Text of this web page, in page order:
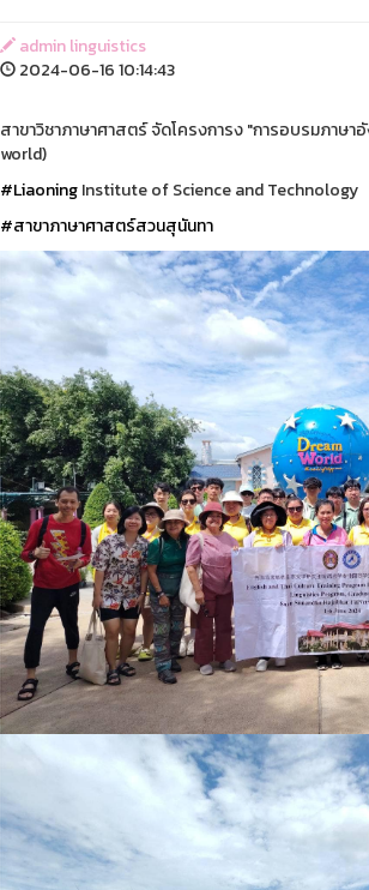
admin linguistics
2024-06-16 10:14:43
สาขาวิชาภาษาศาสตร์ จัดโครงการง "การอบรมภาษ
world)
#LiaoningInstitute of Science and Technology
#สาขาภาษาศาสตร์สวนสุนันทา